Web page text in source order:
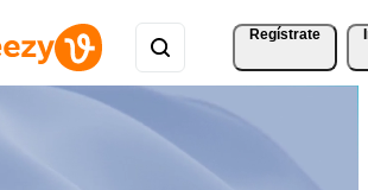
Regístrate